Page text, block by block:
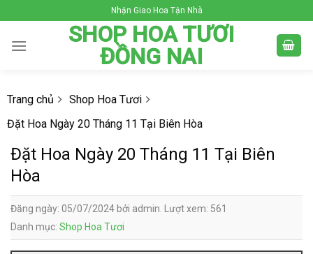
to
content
Nhận Giao Hoa Tận Nhà
SHOP HOA TƯƠI
ĐỒNG NAI
Trang chủ
Shop Hoa Tươi
Đặt Hoa Ngày 20 Tháng 11 Tại Biên Hòa
Đặt Hoa Ngày 20 Tháng 11 Tại Biên
Hòa
Đăng ngày: 05/07/2024 bởi admin. Lượt xem: 561
Danh mục: Shop Hoa Tươi